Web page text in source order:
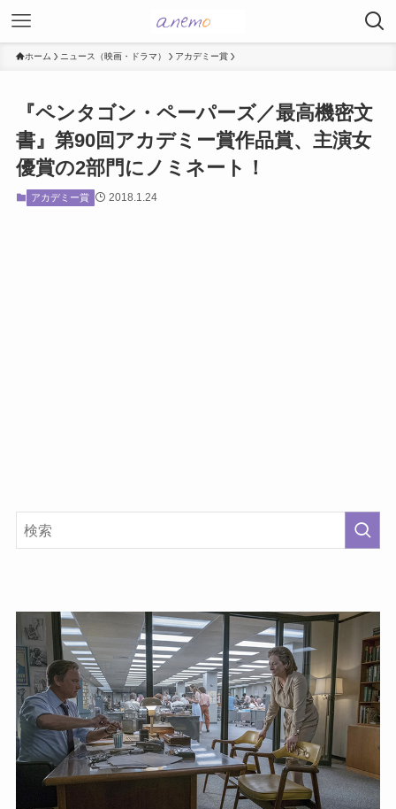
ホーム ニュース（映画・ドラマ） アカデミー賞
『ペンタゴン・ペーパーズ／最高機密文
書』第90回アカデミー賞作品賞、主演女
優賞の2部門にノミネート！
アカデミー賞 2018.1.24